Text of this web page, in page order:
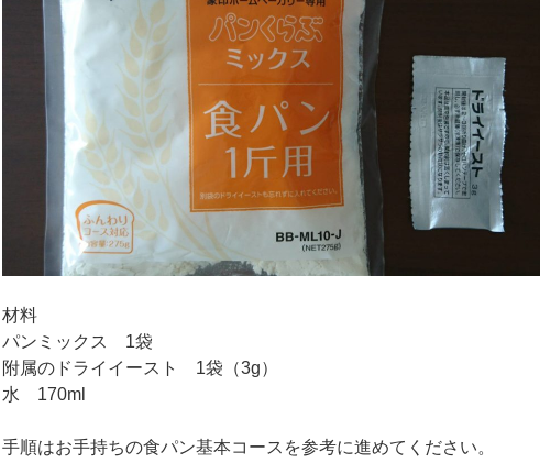
材料
パンミックス 1袋
附属のドライイースト 1袋（3g）
水 170ml
手順はお手持ちの食パン基本コースを参考に進めてください。